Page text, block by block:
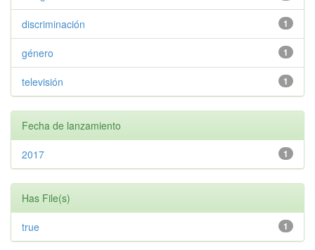
1
discriminación
1
género
1
televisión
Fecha de lanzamiento
1
2017
Has File(s)
1
true